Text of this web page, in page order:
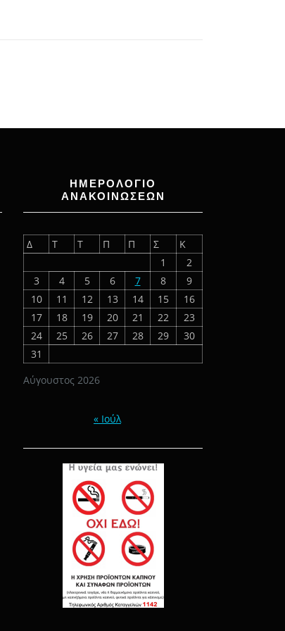
ΗΜΕΡΟΛΟΓΙΟ
ΑΝΑΚΟΙΝΩΣΕΩΝ
Αύγουστος 2026
Δ Τ Τ Π Π Σ
Κ
1
2
3
4 5 6 7 8
9
10
11 12 13 14 15
16
17
18 19 20 21 22
23
24
25 26 27 28 29
30
31
« Ιούλ